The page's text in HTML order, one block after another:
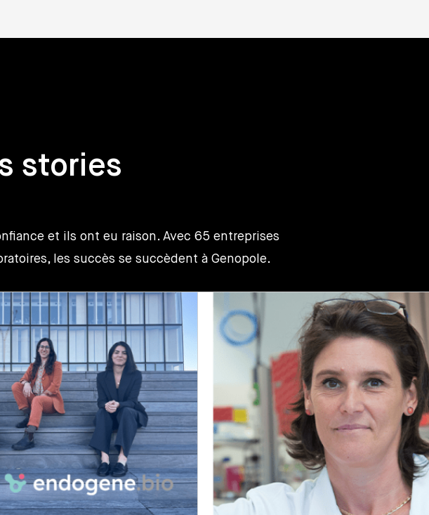
stories
et ils ont eu raison. Avec 65 entreprises
les succès se succèdent à Genopole.